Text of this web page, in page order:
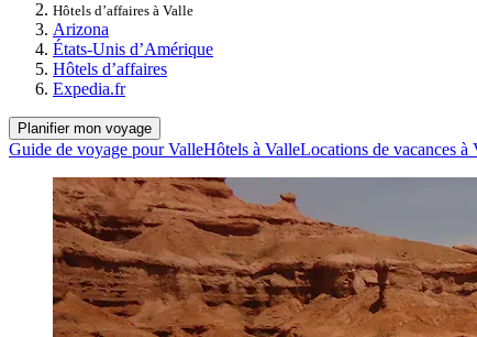
Hôtels d’affaires à Valle
Arizona
États-Unis d’Amérique
Hôtels d’affaires
Expedia.fr
Planifier mon voyage
Guide de voyage pour ValleHôtels à ValleLocations de vacances à